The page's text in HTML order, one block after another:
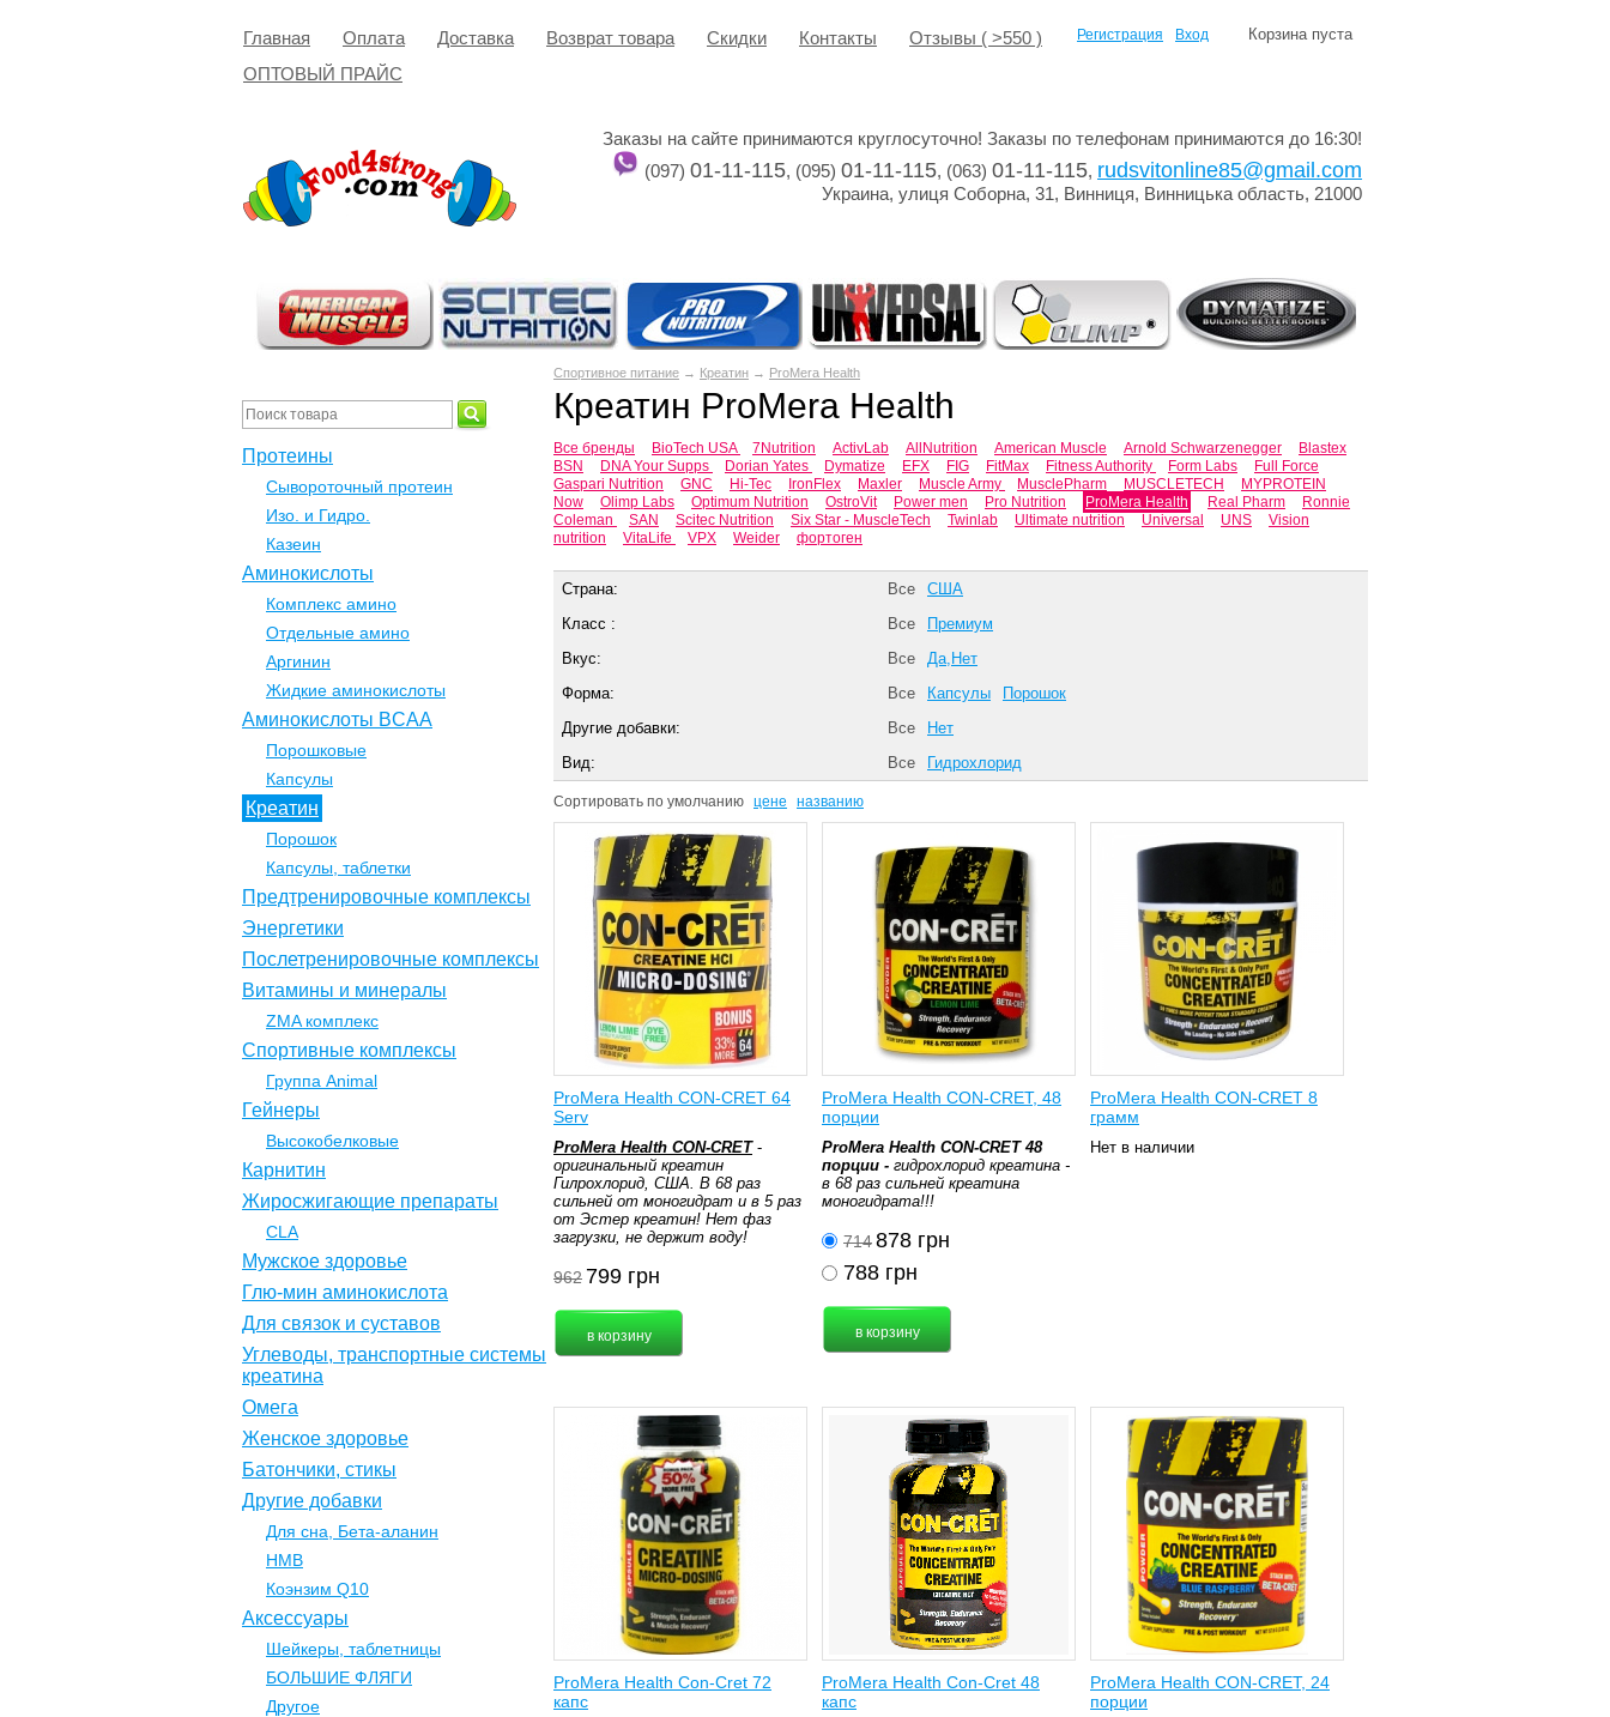
Главная Оплата Доставка Возврат товара Cкидки Контакты
Отзывы ( >550 )
ОПТОВЫЙ ПРАЙС
Корзина пуста
Регистрация Вход
Заказы на сайте принимаются круглосуточно! Заказы по телефонам принимаются до 16:30!
(097) 01-11-115, (095) 01-11-115, (063) 01-11-115, rudsvitonline85@gmail.com
Украина, улиця Соборна, 31, Винниця, Винницька область, 21000
Спортивное питание → Креатин → ProMera Health
Креатин ProMera Health
Все бренды BioTech USA 7Nutrition ActivLab AllNutrition American Muscle Arnold Schwarzenegger
Blastex
BSN
DNA Your Supps Dorian Yates Dymatize EFX FIG FitMax Fitness Authority Form Labs
Full Force
Gaspari Nutrition
GNC Hi-Tec IronFlex Maxler Muscle Army MusclePharm MUSCLETECH
MYPROTEIN
Now
Olimp Labs Optimum Nutrition OstroVit Power men Pro Nutrition ProMera Health Real Pharm
Ronnie
Coleman
SAN Scitec Nutrition Six Star - MuscleTech Twinlab Ultimate nutrition Universal UNS
Vision
nutrition
VitaLife VPX Weider фортоген
Страна: Все
США
Класс :
Все
Премиум
Вкус:
Все
Да,Нет
Форма:
Все Капсулы
Порошок
Другие добавки:
Все
Нет
Вид:
Все Гидрохлорид
Сортировать по умолчанию цене названию
ProMera Health CON-CRET 64
Serv
ProMera Health CON-CRET-
оригинальный креатин
Гилрохлорид, США. В 68 раз
сильней от моногидрат и в 5 раз
от Эстер креатин! Нет фаз
загрузки, не держит воду!
962 799 грн
ProMera Health CON-CRET, 48
порции
ProMera Health CON-CRET 48
порции - гидрохлорид креатина -
в 68 раз сильней креатина
моногидрата!!!
714878 грн
788 грн
ProMera Health CON-CRET 8
грамм
Нет в наличии
ProMera Health Con-Cret 72
капс
ProMera Health Con-Cret 48
капс
ProMera Health CON-CRET, 24
порции
Протеины
Сывороточный протеин
Изо. и Гидро.
Казеин
Аминокислоты
Комплекс амино
Отдельные амино
Аргинин
Жидкие аминокислоты
Аминокислоты BCAA
Порошковые
Капсулы
Креатин
Порошок
Капсулы, таблетки
Предтренировочные комплексы
Энергетики
Послетренировочные комплексы
Витамины и минералы
ZMA комплекс
Спортивные комплексы
Группа Animal
Гейнеры
Высокобелковые
Карнитин
Жиросжигающие препараты
CLA
Мужское здоровье
Глю-мин аминокислота
Для связок и суставов
Углеводы, транспортные системы
креатина
Омега
Женское здоровье
Батончики, стикы
Другие добавки
Для сна, Бета-аланин
НМВ
Коэнзим Q10
Аксессуары
Шейкеры, таблетницы
БОЛЬШИЕ ФЛЯГИ
Другое